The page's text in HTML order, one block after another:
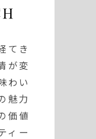
てき
が変
わい
魅力
価値
ィー